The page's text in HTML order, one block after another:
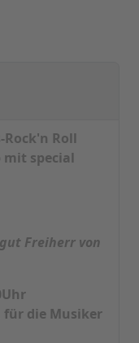
Rock'n Roll
special
Freiherr von
die Musiker